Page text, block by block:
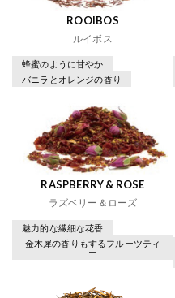
ROOIBOS
ルイボス
蜂蜜のように甘やか
バニラとオレンジの香り
RASPBERRY & ROSE
ラズベリー＆ローズ
魅力的な繊細な花香
金木犀の香りもするフルーツティ
ー